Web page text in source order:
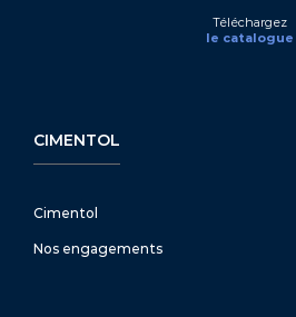
Téléchargez
le catalogue
CIMENTOL
Cimentol
Nos engagements